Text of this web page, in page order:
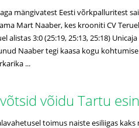
mängivatest Eesti võrkpalluritest
Mart Naaber, kes krooniti CV
alistas 3:0 (25:19, 25:13, 25:18)
Naaber tegi kaasa kogu
...
võidu Tartu
toimus naiste esiliigas